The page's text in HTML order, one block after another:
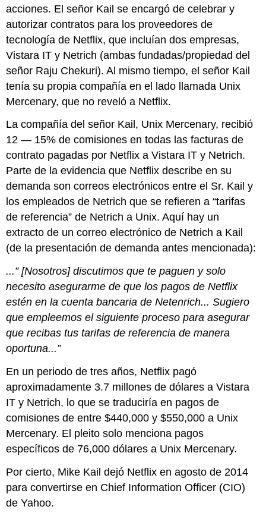
acciones. El señor Kail se encargó de celebrar y
autorizar contratos para los proveedores de
tecnología de Netflix, que incluían dos empresas,
Vistara IT y Netrich (ambas fundadas/propiedad del
señor Raju Chekuri). Al mismo tiempo, el señor Kail
tenía su propia compañía en el lado llamada Unix
Mercenary, que no reveló a Netflix.
La compañía del señor Kail, Unix Mercenary, recibió
12 — 15% de comisiones en todas las facturas de
contrato pagadas por Netflix a Vistara IT y Netrich.
Parte de la evidencia que Netflix describe en su
demanda son correos electrónicos entre el Sr. Kail y
los empleados de Netrich que se refieren a “tarifas
de referencia” de Netrich a Unix. Aquí hay un
extracto de un correo electrónico de Netrich a Kail
(de la presentación de demanda antes mencionada):
...” [Nosotros] discutimos que te paguen y solo
necesito asegurarme de que los pagos de Netflix
estén en la cuenta bancaria de Netenrich... Sugiero
que empleemos el siguiente proceso para asegurar
que recibas tus tarifas de referencia de manera
oportuna...”
En un periodo de tres años, Netflix pagó
aproximadamente 3.7 millones de dólares a Vistara
IT y Netrich, lo que se traduciría en pagos de
comisiones de entre $440,000 y $550,000 a Unix
Mercenary. El pleito solo menciona pagos
específicos de 76,000 dólares a Unix Mercenary.
Por cierto, Mike Kail dejó Netflix en agosto de 2014
para convertirse en Chief Information Officer (CIO)
de Yahoo.